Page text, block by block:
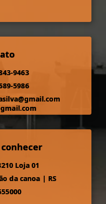
9463
5986
Loja 01
da canoa | RS